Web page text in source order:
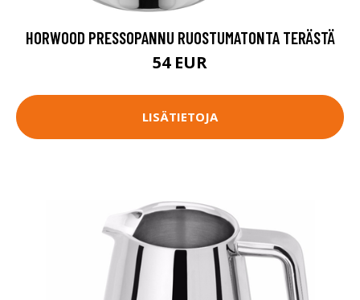
HORWOOD PRESSOPANNU RUOSTUMATONTA TERÄSTÄ
54 EUR
LISÄTIETOJA